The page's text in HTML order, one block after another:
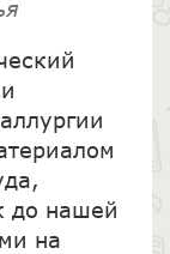
до нашей
на